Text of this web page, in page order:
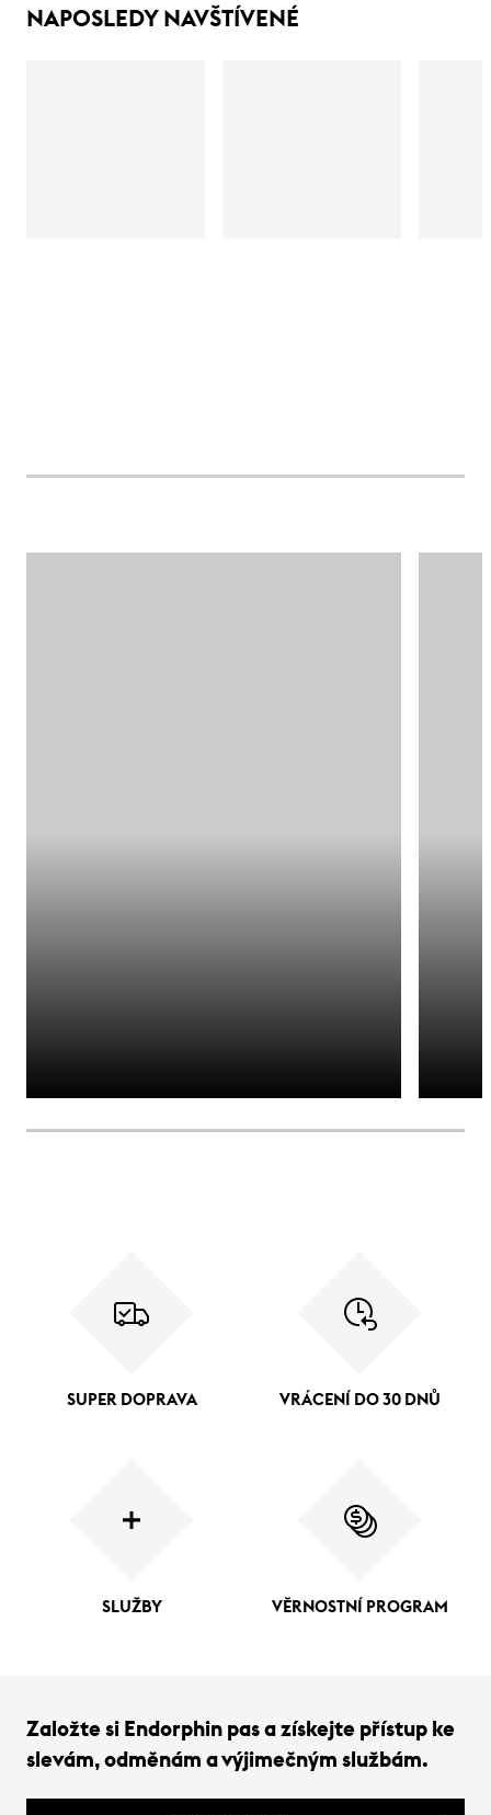
NAPOSLEDY NAVŠTÍVENÉ
SUPER DOPRAVA VRÁCENÍ DO 30 DNŮ
SLUŽBY VĚRNOSTNÍ PROGRAM
Založte si Endorphin pas a získejte přístup ke
slevám, odměnám a výjimečným službám.